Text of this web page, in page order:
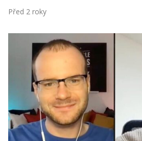
Před 2 roky